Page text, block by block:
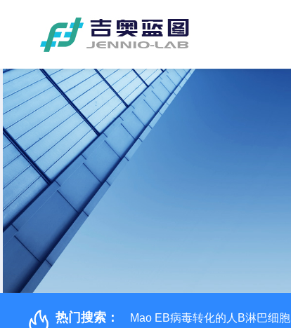
热门搜索： Mao EB病毒转化的人B淋巴细胞